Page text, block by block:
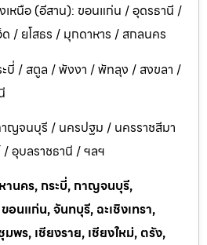
เหนือ (อีสาน): ขอนแก่น / อุดรธานี /
/ ยโสธร / มุกดาหาร / สกลนคร
ะบี่ / สตูล / พังงา / พัทลุง / สงขลา /
ญจนบุรี / นครปฐม / นครราชสีมา
อุบลราชธานี / ฯลฯ
านคร, กระบี่, กาญจนบุรี,
นแก่น, จันทบุรี, ฉะเชิงเทรา,
พร, เชียงราย, เชียงใหม่, ตรัง,